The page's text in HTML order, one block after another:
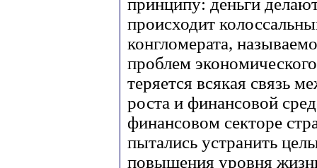
принципу: деньги
происходит
конгломерата,
проблем
теряется всякая связь
роста и финансовой
финансовом секторе
пытались устранить
повышения уровня